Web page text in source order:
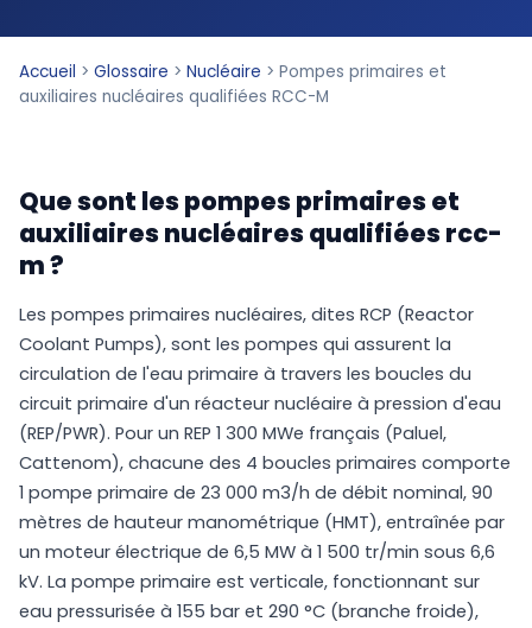
Accueil > Glossaire > Nucléaire > Pompes primaires et
auxiliaires nucléaires qualifiées RCC-M
Que sont les pompes primaires et
auxiliaires nucléaires qualifiées rcc-
m ?
Les pompes primaires nucléaires, dites RCP (Reactor
Coolant Pumps), sont les pompes qui assurent la
circulation de l'eau primaire à travers les boucles du
circuit primaire d'un réacteur nucléaire à pression d'eau
(REP/PWR). Pour un REP 1 300 MWe français (Paluel,
Cattenom), chacune des 4 boucles primaires comporte
1 pompe primaire de 23 000 m3/h de débit nominal, 90
mètres de hauteur manométrique (HMT), entraînée par
un moteur électrique de 6,5 MW à 1 500 tr/min sous 6,6
kV. La pompe primaire est verticale, fonctionnant sur
eau pressurisée à 155 bar et 290 °C (branche froide),